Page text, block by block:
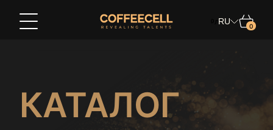
RU
Язык
Русский
0
КАТАЛОГ